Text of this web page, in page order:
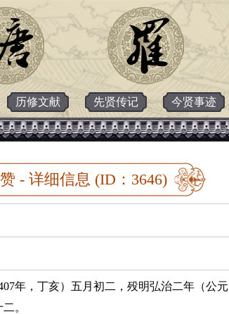
历修文献 先贤传记 今贤事迹
- 详细信息 (ID：3646)
年，丁亥）五月初二，殁明弘治二年（公
。